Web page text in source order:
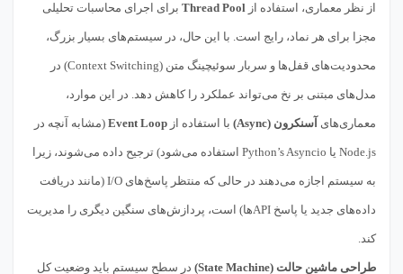
از نظر معماری، استفاده از Thread Pool برای اجرای محاسبات تحلیلی
مجزا برای هر نماد، رایج است. با این حال، در سیستم‌های بسیار بزرگ،
محدودیت‌های قفل‌ها و سربار سوئیچینگ متن (Context Switching) در
مدل‌های مبتنی بر نخ می‌تواند عملکرد را کاهش دهد. در این موارد،
معماری‌های آسنکرون (Async) با استفاده از Event Loop (مشابه آنچه در
Node.js یا Python’s Asyncio استفاده می‌شود) ترجیح داده می‌شوند، زیرا
به سیستم اجازه می‌دهند در حالی که منتظر پاسخ‌های I/O (مانند دریافت
داده‌های جدید یا پاسخ APIها) است، پردازش‌های سنگین دیگری را مدیریت
کند.
طراحی ماشین حالت (State Machine) در سطح سیستم باید وضعیت کل